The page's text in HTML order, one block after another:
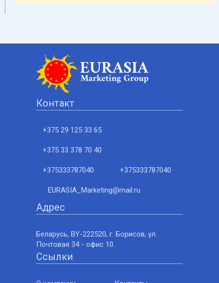
Контакт
+375 29 125 33 65
+375 33 378 70 40
+375333787040 +375333787040
EURASIA_Marketing@mail.ru
Адрес
Беларусь, BY-222520, г. Борисов, ул.
Почтовая 34 - офис 10.
Ссылки